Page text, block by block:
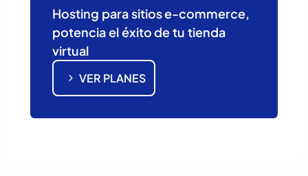
Hosting para sitios e-commerce,
potencia el éxito de tu tienda
virtual
VER PLANES